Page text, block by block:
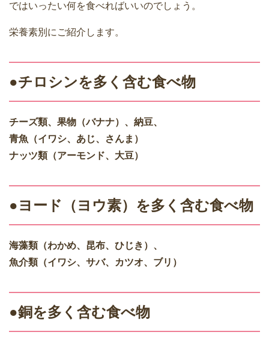
ではいったい何を食べればいいのでしょう。
栄養素別にご紹介します。
●チロシンを多く含む食べ物
チーズ類、果物（バナナ）、納豆、
青魚（イワシ、あじ、さんま）
ナッツ類（アーモンド、大豆）
●ヨード（ヨウ素）を多く含む食べ物
海藻類（わかめ、昆布、ひじき）、
魚介類（イワシ、サバ、カツオ、ブリ）
●銅を多く含む食べ物